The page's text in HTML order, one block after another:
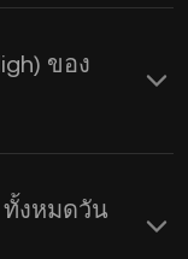
ของ
ทั้งหมดวัน